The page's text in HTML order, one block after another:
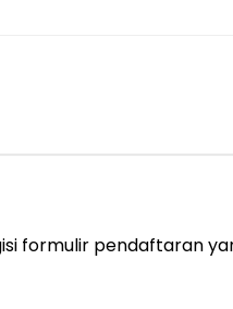
formulir pendaftaran